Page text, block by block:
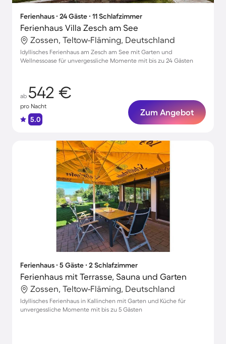
Ferienhaus ∙ 24 Gäste ∙ 11 Schlafzimmer
Ferienhaus Villa Zesch am See
Zossen, Teltow-Fläming, Deutschland
Idyllisches Ferienhaus am Zesch am See mit Garten und
Wellnessoase für unvergessliche Momente mit bis zu 24 Gästen
ab 542 €
pro Nacht
5.0
Zum Angebot
Ferienhaus ∙ 5 Gäste ∙ 2 Schlafzimmer
Ferienhaus mit Terrasse, Sauna und Garten
Zossen, Teltow-Fläming, Deutschland
Idyllisches Ferienhaus in Kallinchen mit Garten und Küche für
unvergessliche Momente mit bis zu 5 Gästen